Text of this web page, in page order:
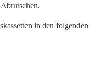
in den folgenden